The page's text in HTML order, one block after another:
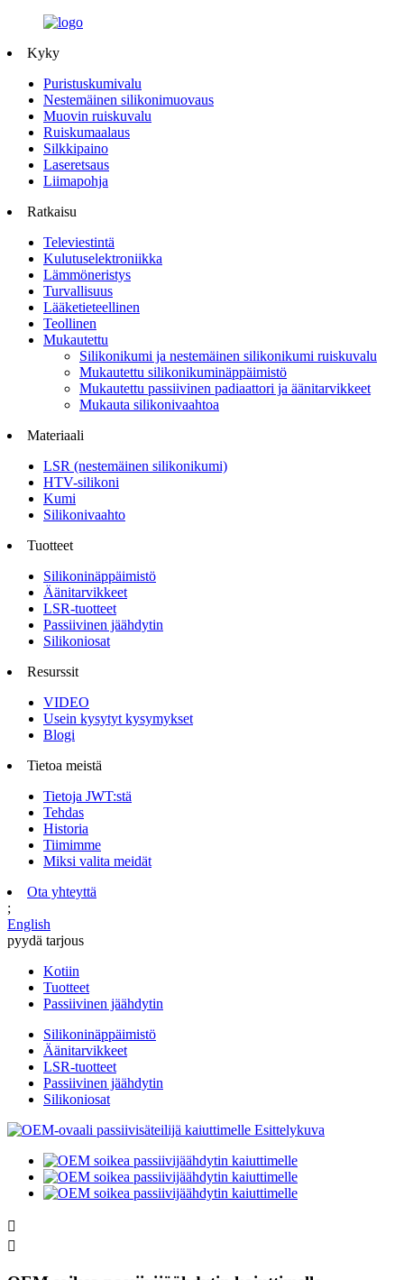
Kyky
Puristuskumivalu
Nestemäinen silikonimuovaus
Muovin ruiskuvalu
Ruiskumaalaus
Silkkipaino
Laseretsaus
Liimapohja
Ratkaisu
Televiestintä
Kulutuselektroniikka
Lämmöneristys
Turvallisuus
Lääketieteellinen
Teollinen
Mukautettu
Silikonikumi ja nestemäinen silikonikumi ruiskuvalu
Mukautettu silikonikuminäppäimistö
Mukautettu passiivinen padiaattori ja äänitarvikkeet
Mukauta silikonivaahtoa
Materiaali
LSR (nestemäinen silikonikumi)
HTV-silikoni
Kumi
Silikonivaahto
Tuotteet
Silikoninäppäimistö
Äänitarvikkeet
LSR-tuotteet
Passiivinen jäähdytin
Silikoniosat
Resurssit
VIDEO
Usein kysytyt kysymykset
Blogi
Tietoa meistä
Tietoja JWT:stä
Tehdas
Historia
Tiimimme
Miksi valita meidät
Ota yhteyttä
;
English
pyydä tarjous
Kotiin
Tuotteet
Passiivinen jäähdytin
Silikoninäppäimistö
Äänitarvikkeet
LSR-tuotteet
Passiivinen jäähdytin
Silikoniosat

